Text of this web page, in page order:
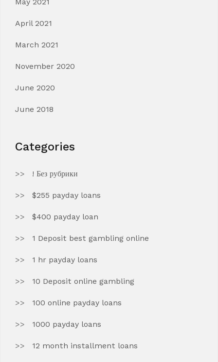
April 2021
March 2021
November 2020
June 2020
June 2018
Categories
! Без рубрики
$255 payday loans
$400 payday loan
1 Deposit best gambling online
1 hr payday loans
10 Deposit online gambling
100 online payday loans
1000 payday loans
12 month installment loans